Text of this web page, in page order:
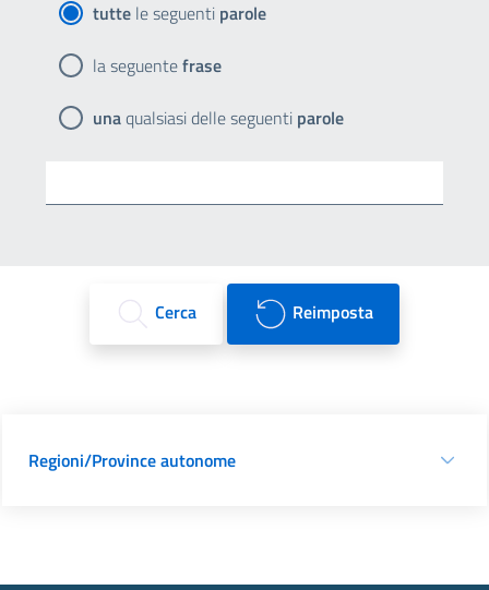
tutte le seguenti parole
la seguentefrase
unaqualsiasi delle seguenti parole
Cerca Reimposta
Regioni/Province autonome